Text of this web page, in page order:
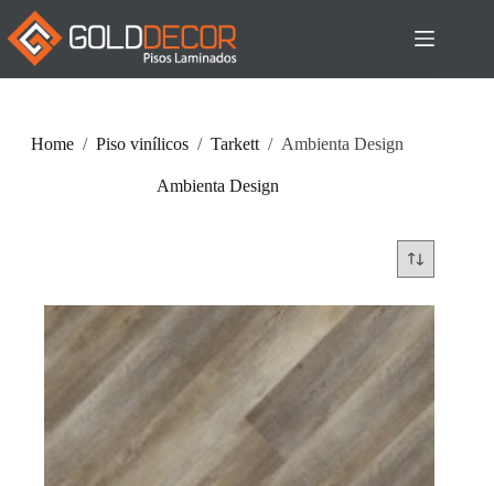
Pular
para
conteúdo
Home / Piso vinílicos / Tarkett / Ambienta Design
Ambienta Design